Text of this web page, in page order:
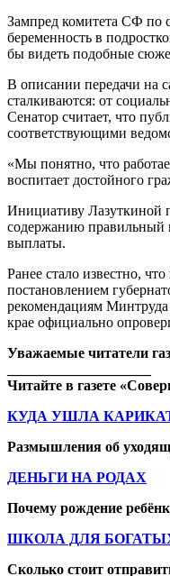
Зампред комитета СФ по
беременность в
бы видеть подобные
В описании передачи на
сталкиваются: от
Сенатор считает, что
соответствующими
«Мы понятно, что
воспитает достойного
Инициативу Лазуткиной
содержанию правильный
выплаты.
Ранее стало известно,
постановлением
рекомендациям
крае официально
Уважаемые читатели
Читайте в газете
КУДА УШЛА
Размышления об
ДЕНЬГИ НА РОДАХ
Почему рождение
ШКОЛА ДЛЯ
Сколько стоит